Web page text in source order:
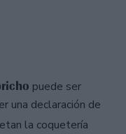
puede ser
una declaración de
la coquetería